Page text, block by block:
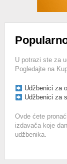
U potrazi ste za
Pogledajte na
Udžbenici za
Udžbenici za
Ovde ćete
izdavača koje
udžbenika.